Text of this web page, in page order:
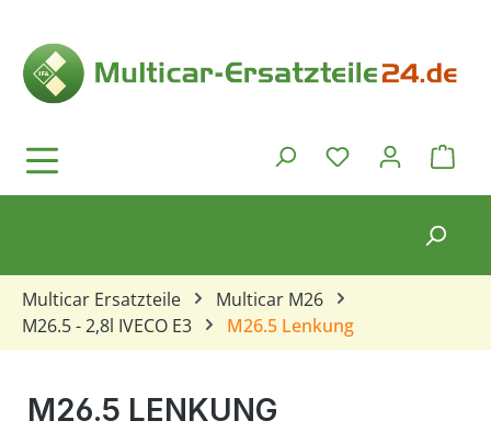
Du hast 0
Multicar Ersatzteile
Multicar M26
M26.5 - 2,8l IVECO E3
M26.5 Lenkung
M26.5 LENKUNG